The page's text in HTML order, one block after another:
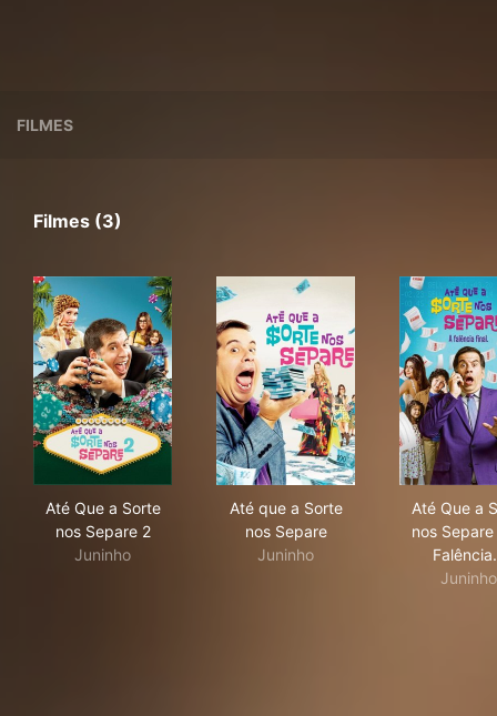
FILMES
Filmes (3)
Até Que a Sorte
nos Separe 2
Juninho
Até que a Sorte
nos Separe
Juninho
Até Que a
nos
Juninho